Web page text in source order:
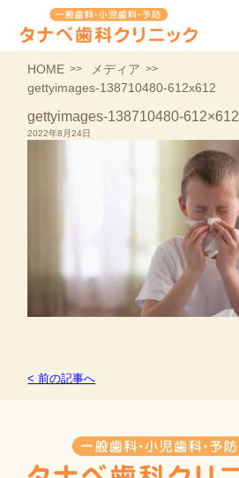
HOME
メディア
gettyimages-138710480-612x612
gettyimages-138710480-612×612
2022年8月24日
< 前の記事へ